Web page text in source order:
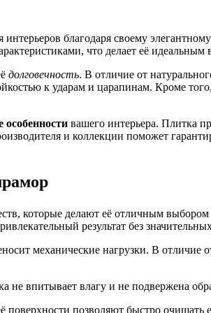
благодаря своему
что делает её
долговечность. В отличие от
к ударам и царапинам. Кроме
особенности вашего интерьера. Плитка
и коллекции поможет
которые делают её отличным выбором
результат без
механические нагрузки. В отличие
впитывает влагу и не подвержена
поверхности позволяют быстро очищать